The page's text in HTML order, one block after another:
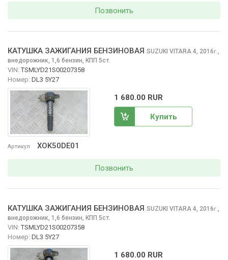
Позвонить
Артикул XOK50DE01
КАТУШКА ЗАЖИГАНИЯ БЕНЗИНОВАЯ SUZUKI VITARA 4, 2016г.,
внедорожник, 1,6 бензин, КПП 5ст.
VIN: TSMLYD21S00207358
Номер: DL3 5Y27
1 680.00 RUR
Купить
Позвонить
КАТУШКА ЗАЖИГАНИЯ БЕНЗИНОВАЯ SUZUKI VITARA 4, 2016г.,
внедорожник, 1,6 бензин, КПП 5ст.
VIN: TSMLYD21S00207358
Номер: DL3 5Y27
1 680.00 RUR